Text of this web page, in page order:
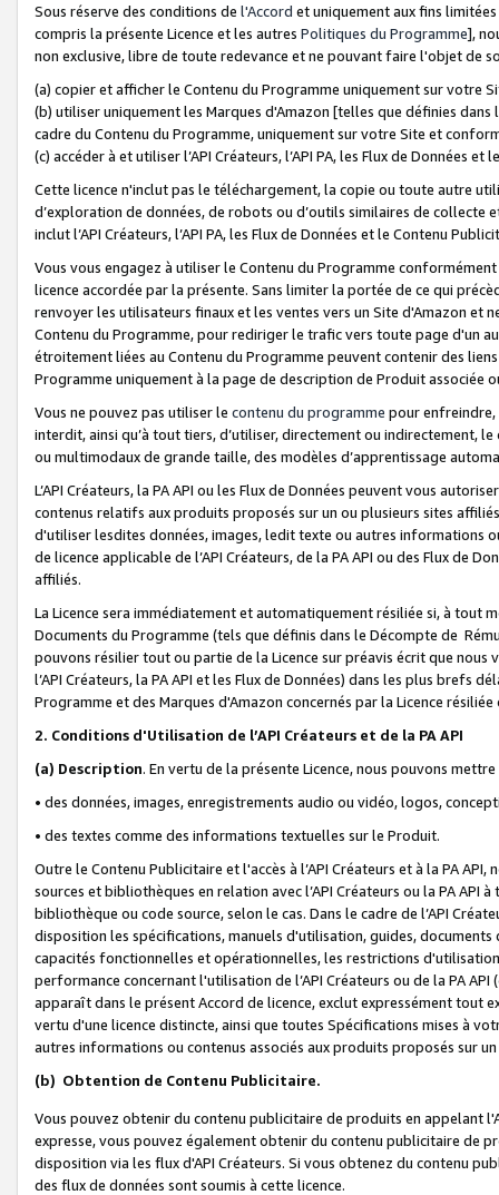
Sous réserve des conditions de l'Accord et uniquement aux fins
compris la présente Licence et les autres Politiques du Programme],
non exclusive, libre de toute redevance et ne pouvant faire l'objet de
(a) copier et afficher le Contenu du Programme uniquement sur votre
(b) utiliser uniquement les Marques d'Amazon [telles que définies dans
cadre du Contenu du Programme, uniquement sur votre Site et
(c) accéder à et utiliser l’API Créateurs, l’API PA, les Flux de Données
Cette licence n'inclut pas le téléchargement, la copie ou toute autre
d’exploration de données, de robots ou d’outils similaires de
inclut l’API Créateurs, l’API PA, les Flux de Données et le Contenu
Vous vous engagez à utiliser le Contenu du Programme
licence accordée par la présente. Sans limiter la portée de ce qui
renvoyer les utilisateurs finaux et les ventes vers un Site d'Amazon et
Contenu du Programme, pour rediriger le trafic vers toute page d'un
étroitement liées au Contenu du Programme peuvent contenir des
Programme uniquement à la page de description de Produit associée
Vous ne pouvez pas utiliser le contenu du programme pour
interdit, ainsi qu’à tout tiers, d’utiliser, directement ou indirectement,
ou multimodaux de grande taille, des modèles d’apprentissage
L’API Créateurs, la PA API ou les Flux de Données peuvent vous
contenus relatifs aux produits proposés sur un ou plusieurs sites
d'utiliser lesdites données, images, ledit texte ou autres informations
de licence applicable de l’API Créateurs, de la PA API ou des Flux de
affiliés.
La Licence sera immédiatement et automatiquement résiliée si, à
Documents du Programme (tels que définis dans le Décompte de
pouvons résilier tout ou partie de la Licence sur préavis écrit que
l’API Créateurs, la PA API et les Flux de Données) dans les plus
Programme et des Marques d'Amazon concernés par la Licence
2. Conditions d'Utilisation de l’API Créateurs et de la PA API
(a) Description. En vertu de la présente Licence, nous pouvons
• des données, images, enregistrements audio ou vidéo, logos,
• des textes comme des informations textuelles sur le Produit.
Outre le Contenu Publicitaire et l'accès à l’API Créateurs et à la PA
sources et bibliothèques en relation avec l’API Créateurs ou la PA
bibliothèque ou code source, selon le cas. Dans le cadre de l’API
disposition les spécifications, manuels d'utilisation, guides,
capacités fonctionnelles et opérationnelles, les restrictions
performance concernant l'utilisation de l’API Créateurs ou de la PA
apparaît dans le présent Accord de licence, exclut expressément tout
vertu d'une licence distincte, ainsi que toutes Spécifications mises à
autres informations ou contenus associés aux produits proposés sur
(b) Obtention de Contenu Publicitaire.
Vous pouvez obtenir du contenu publicitaire de produits en appelant
expresse, vous pouvez également obtenir du contenu publicitaire de
disposition via les flux d'API Créateurs. Si vous obtenez du contenu
des flux de données sont soumis à cette licence.